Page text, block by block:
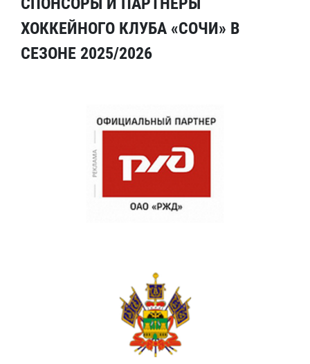
ХОККЕЙНОГО КЛУБА «СОЧИ» В
СЕЗОНЕ 2025/2026